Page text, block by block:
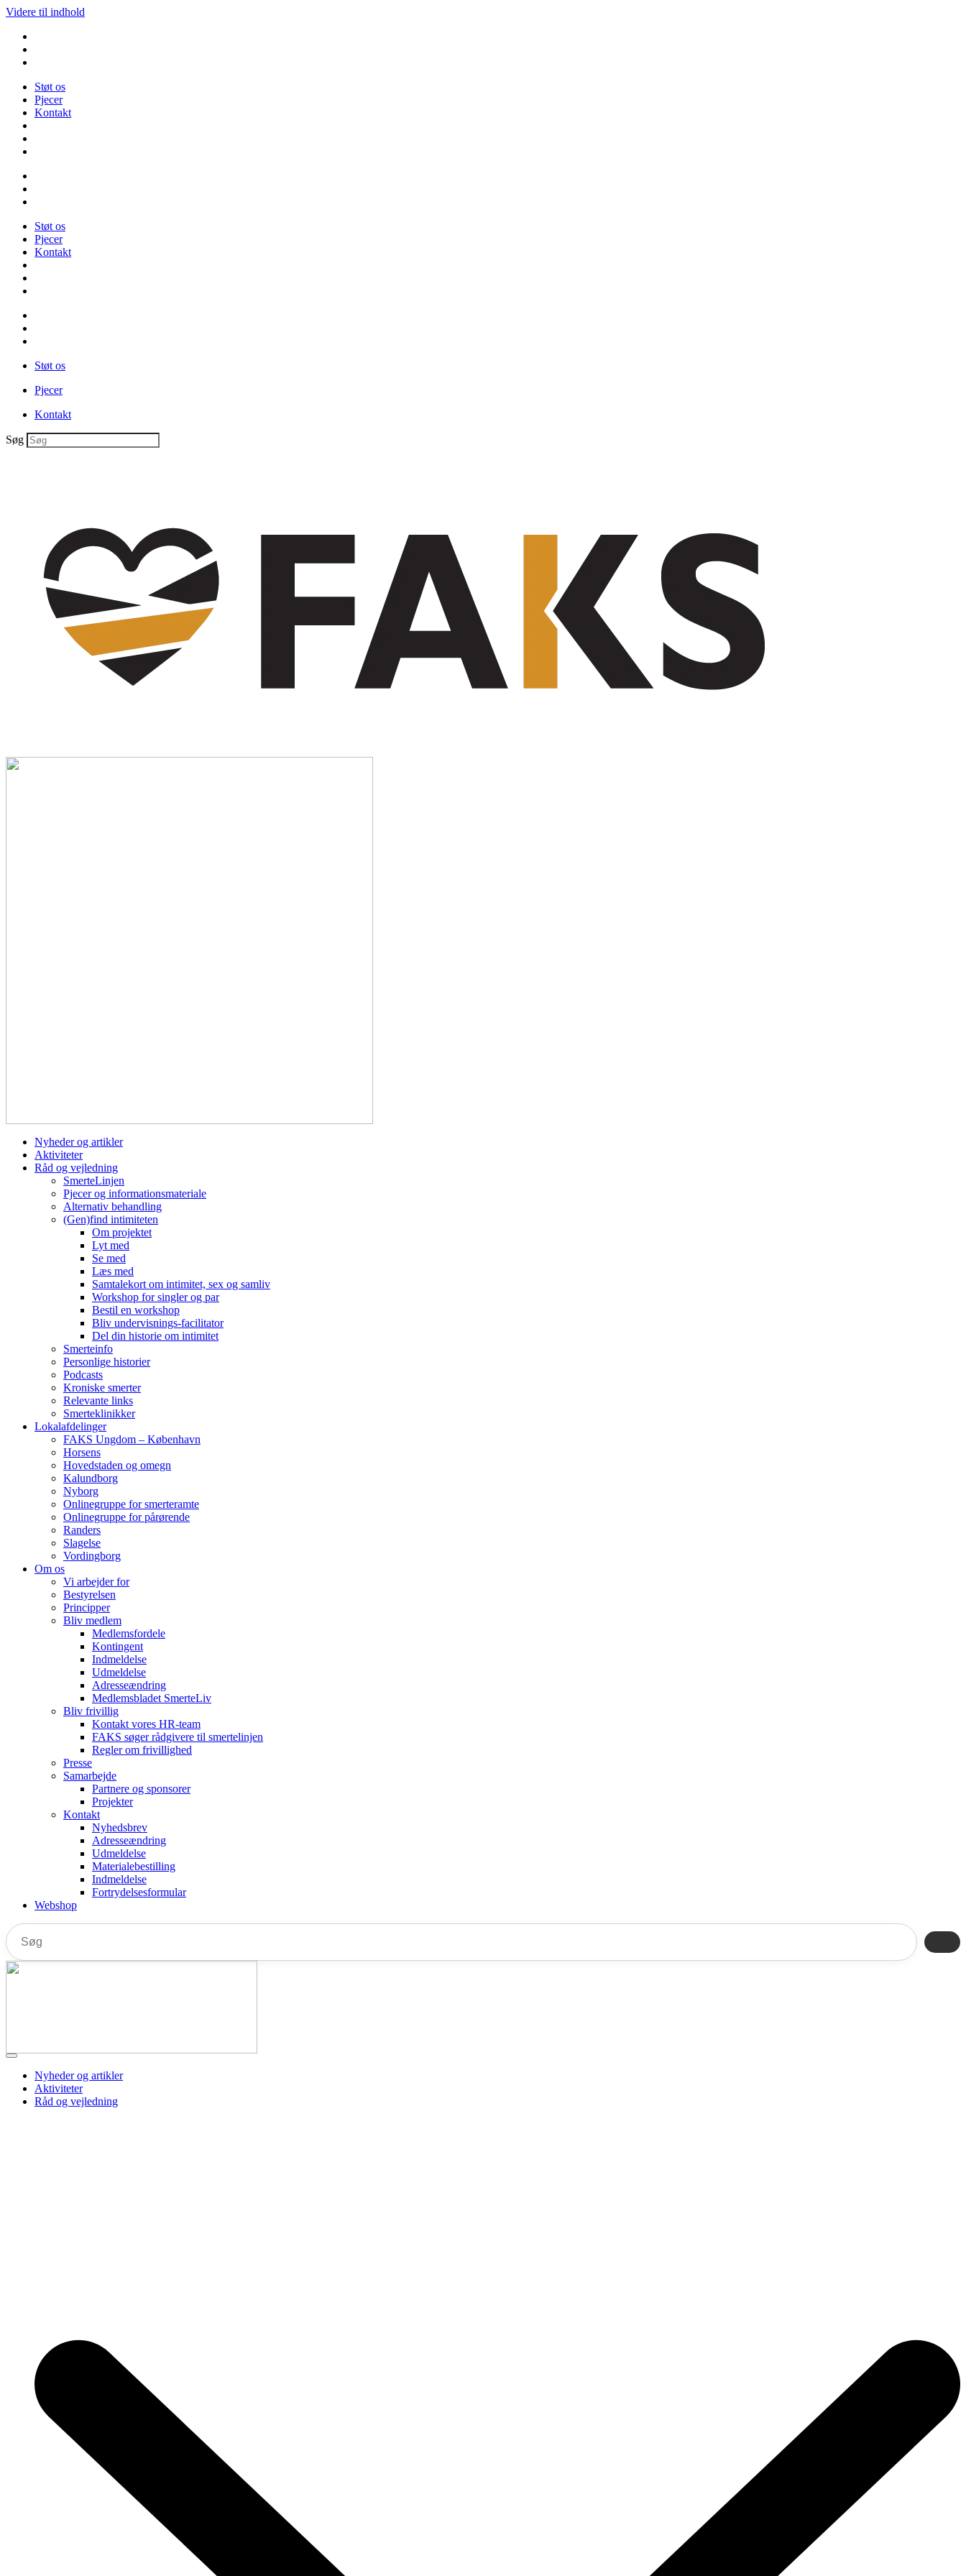
Videre til indhold
Støt os
Pjecer
Kontakt
Støt os
Pjecer
Kontakt
Støt os
Pjecer
Kontakt
Søg
Nyheder og artikler
Aktiviteter
Råd og vejledning
SmerteLinjen
Pjecer og informationsmateriale
Alternativ behandling
(Gen)find intimiteten
Om projektet
Lyt med
Se med
Læs med
Samtalekort om intimitet, sex og samliv
Workshop for singler og par
Bestil en workshop
Bliv undervisnings-facilitator
Del din historie om intimitet
Smerteinfo
Personlige historier
Podcasts
Kroniske smerter
Relevante links
Smerteklinikker
Lokalafdelinger
FAKS Ungdom – København
Horsens
Hovedstaden og omegn
Kalundborg
Nyborg
Onlinegruppe for smerteramte
Onlinegruppe for pårørende
Randers
Slagelse
Vordingborg
Om os
Vi arbejder for
Bestyrelsen
Principper
Bliv medlem
Medlemsfordele
Kontingent
Indmeldelse
Udmeldelse
Adresseændring
Medlemsbladet SmerteLiv
Bliv frivillig
Kontakt vores HR-team
FAKS søger rådgivere til smertelinjen
Regler om frivillighed
Presse
Samarbejde
Partnere og sponsorer
Projekter
Kontakt
Nyhedsbrev
Adresseændring
Udmeldelse
Materialebestilling
Indmeldelse
Fortrydelsesformular
Webshop
Nyheder og artikler
Aktiviteter
Råd og vejledning